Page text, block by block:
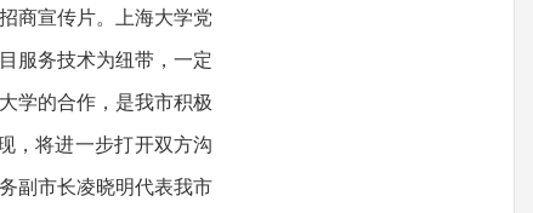
商宣传片。上海大学党
服务技术为纽带，一定
学的合作，是我市积极
，将进一步打开双方沟
副市长凌晓明代表我市